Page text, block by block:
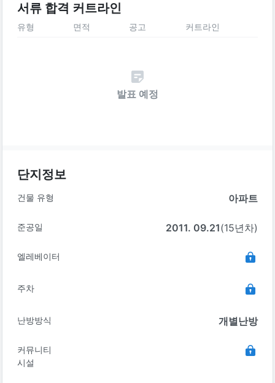
서류 합격 커트라인
유형 면적 공고 커트라인
발표 예정
단지정보
건물 유형 아파트
준공일 2011. 09.21(15년차)
엘레베이터
주차
난방방식 개별난방
커뮤니티
시설